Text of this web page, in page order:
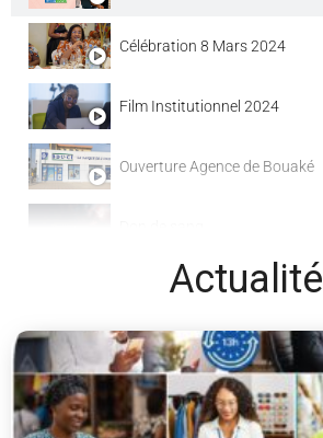
Célébration 8 Mars 2024
Film Institutionnel 2024
Ouverture Agence de Bouaké
Actualité